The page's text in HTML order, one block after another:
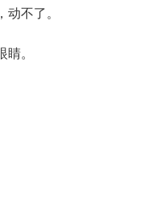
不了。
。